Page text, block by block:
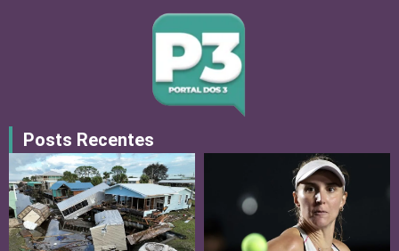
Posts Recentes